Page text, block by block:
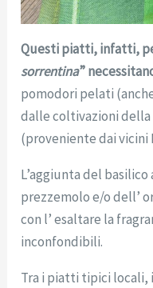
Questi piatti, infatti,
sorrentina”
pomodori pelati
dalle coltivazioni
(proveniente dai vicini
L’aggiunta del
prezzemolo e/o dell’
con l’ esaltare la
inconfondibili.
Tra i piatti tipici locali,